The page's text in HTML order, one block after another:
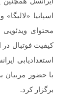
اسپانیا
محتوای ویدئویی
کیفیت فوتبال در
با حضور مربیان
برگزار کرد.